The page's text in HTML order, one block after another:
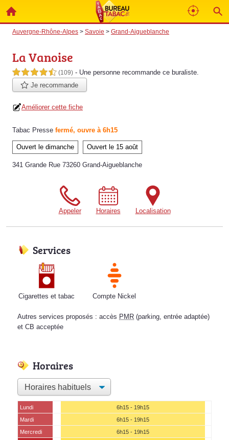
Auvergne-Rhône-Alpes > Savoie > Grand-Aigueblanche
La Vanoise
4,5 étoiles sur 5 (109) - Une personne recommande ce buraliste.
Je recommande
Améliorer cette fiche
Tabac Presse fermé, ouvre à 6h15
Ouvert le dimanche Ouvert le 15 août
341 Grande Rue 73260 Grand-Aigueblanche
Appeler Horaires Localisation
Services
Cigarettes et tabac Compte Nickel
Autres services proposés : accès PMR (parking, entrée adaptée)
et CB acceptée
Horaires
Lundi
6h15 - 19h15
Mardi
6h15 - 19h15
Mercredi
6h15 - 19h15